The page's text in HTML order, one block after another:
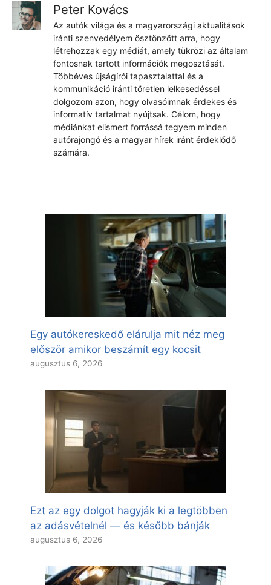
Peter Kovács
Az autók világa és a magyarországi aktualitások
iránti szenvedélyem ösztönzött arra, hogy
létrehozzak egy médiát, amely tükrözi az általam
fontosnak tartott információk megosztását.
Többéves újságírói tapasztalattal és a
kommunikáció iránti töretlen lelkesedéssel
dolgozom azon, hogy olvasóimnak érdekes és
informatív tartalmat nyújtsak. Célom, hogy
médiánkat elismert forrássá tegyem minden
autórajongó és a magyar hírek iránt érdeklődő
számára.
Egy autókereskedő elárulja mit néz meg
először amikor beszámít egy kocsit
augusztus 6, 2026
Ezt az egy dolgot hagyják ki a legtöbben
az adásvételnél — és később bánják
augusztus 6, 2026